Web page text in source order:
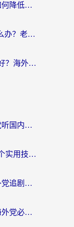
海外党必看：国外打和平精英如何降低延迟？附3款热门国服游戏加速方案
海外打古剑奇谭OL网络延迟怎么办？老玩家亲测有效的加速器选择指南
英国玩QQ飞车用什么加速器最好？海外党亲测，告别漂移卡顿的终极选择
酷我音乐国外版权限制？海外党听国内歌、玩游戏、看剧的一站式解决方案
有缘网在老挝用不了怎么办？3个实用技巧解决海外访问国内服务难题
台湾怎么打不开我的长沙？海外党追剧看片、用环球时报不卡的实用指南
洋码头在缅甸用不了怎么办？海外党必备回国加速指南，解决追剧购物生活服务难题